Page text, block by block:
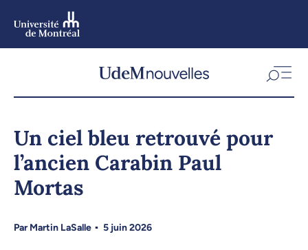
Un ciel bleu retrouvé pour
l’ancien Carabin Paul
Mortas
ParMartin LaSalle 5 juin 2026